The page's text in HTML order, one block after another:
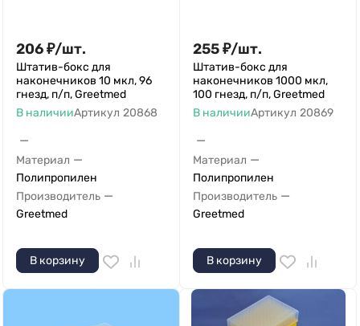
206₽/шт.
Штатив-бокс для
наконечников 10 мкл, 96
гнезд, п/п, Greetmed
В наличииАртикул 20868
—
Материал —
Полипропилен
Производитель —
Greetmed
В корзину
255₽/шт.
Штатив-бокс для
наконечников 1000 мкл,
100 гнезд, п/п, Greetmed
В наличииАртикул 20869
—
Материал —
Полипропилен
Производитель —
Greetmed
В корзину